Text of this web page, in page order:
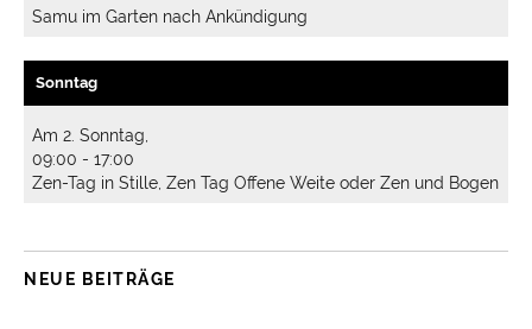
Samu im Garten nach Ankündigung
Sonntag
Am 2. Sonntag,
09:00 - 17:00
Zen-Tag in Stille, Zen Tag Offene Weite oder Zen und Bogen
NEUE BEITRÄGE